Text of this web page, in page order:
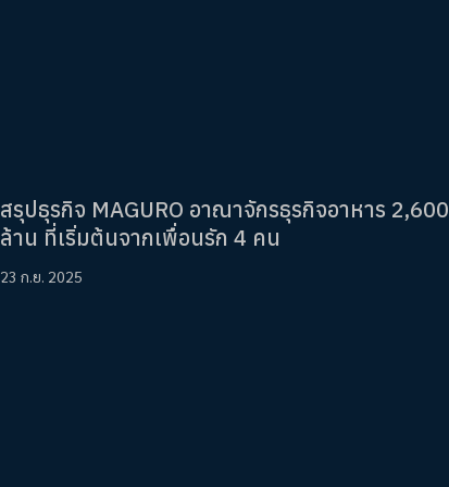
สรุปธุรกิจ MAGURO อาณาจักรธุรกิจอาหาร 2,600
ล้าน ที่เริ่มต้นจากเพื่อนรัก 4 คน
23 ก.ย. 2025